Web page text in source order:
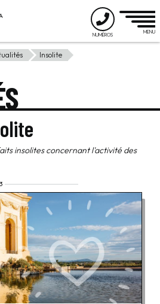
Insolite
insolites concernant l'activité des